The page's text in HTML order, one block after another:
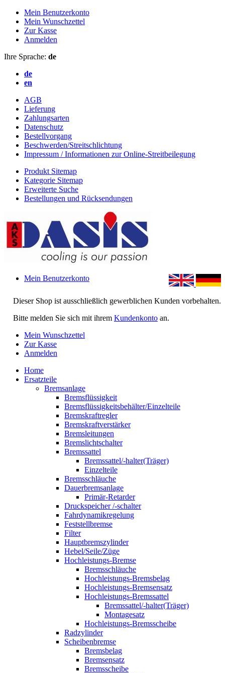
Mein Benutzerkonto
Mein Wunschzettel
Zur Kasse
Anmelden
Ihre Sprache: de
de
en
AGB
Lieferung
Zahlungsarten
Datenschutz
Bestellvorgang
Beschwerden/Streitschlichtung
Impressum / Informationen zur Online-Streitbeilegung
Produkt Sitemap
Kategorie Sitemap
Erweiterte Suche
Bestellungen und Rücksendungen
Dieser Shop ist ausschließlich gewerblichen Kunden vorbehalten.
Bitte melden Sie sich mit ihrem Kundenkonto an.
Mein Benutzerkonto
Mein Wunschzettel
Zur Kasse
Anmelden
Home
Ersatzteile
Bremsanlage
Bremsflüssigkeit
Bremsflüssigkeitsbehälter/Einzelteile
Bremskraftregler
Bremskraftverstärker
Bremsleitungen
Bremslichtschalter
Bremssattel
Bremssattel/-halter(Träger)
Einzelteile
Bremsschläuche
Dauerbremsanlage
Primär-Retarder
Druckspeicher /-schalter
Fahrdynamikregelung
Feststellbremse
Filter
Hauptbremszylinder
Hebel/Seile/Züge
Hochleistungs-Bremse
Bremsschläuche
Hochleistungs-Bremsbelag
Hochleistungs-Bremsensatz
Hochleistungs-Bremssattel
Bremssattel/-halter(Träger)
Montagesatz
Hochleistungs-Bremsscheibe
Radzylinder
Scheibenbremse
Bremsbelag
Bremsensatz
Bremsscheibe